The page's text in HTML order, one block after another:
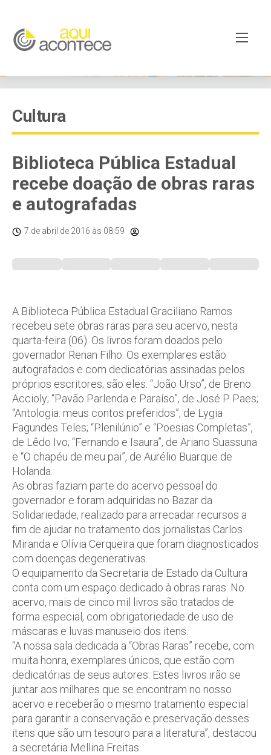
Cultura
Biblioteca Pública Estadual
recebe doação de obras raras
e autografadas
7 de abril de 2016 às 08:59
A Biblioteca Pública Estadual Graciliano Ramos
recebeu sete obras raras para seu acervo, nesta
quarta-feira (06). Os livros foram doados pelo
governador Renan Filho. Os exemplares estão
autografados e com dedicatórias assinadas pelos
próprios escritores; são eles: “João Urso”, de Breno
Accioly; “Pavão Parlenda e Paraíso”, de José P. Paes;
“Antologia: meus contos preferidos”, de Lygia
Fagundes Teles; “Plenilúnio” e “Poesias Completas”,
de Lêdo Ivo; “Fernando e Isaura”, de Ariano Suassuna
e “O chapéu de meu pai”, de Aurélio Buarque de
Holanda.
As obras faziam parte do acervo pessoal do
governador e foram adquiridas no Bazar da
Solidariedade, realizado para arrecadar recursos a
fim de ajudar no tratamento dos jornalistas Carlos
Miranda e Olívia Cerqueira que foram diagnosticados
com doenças degenerativas.
O equipamento da Secretaria de Estado da Cultura
conta com um espaço dedicado à obras raras. No
acervo, mais de cinco mil livros são tratados de
forma especial, com obrigatoriedade de uso de
máscaras e luvas manuseio dos itens.
“A nossa sala dedicada a “Obras Raras” recebe, com
muita honra, exemplares únicos, que estão com
dedicatórias de seus autores. Estes livros irão se
juntar aos milhares que se encontram no nosso
acervo e receberão o mesmo tratamento especial
para garantir a conservação e preservação desses
itens que são um tesouro para a literatura”, destacou
a secretária Mellina Freitas.